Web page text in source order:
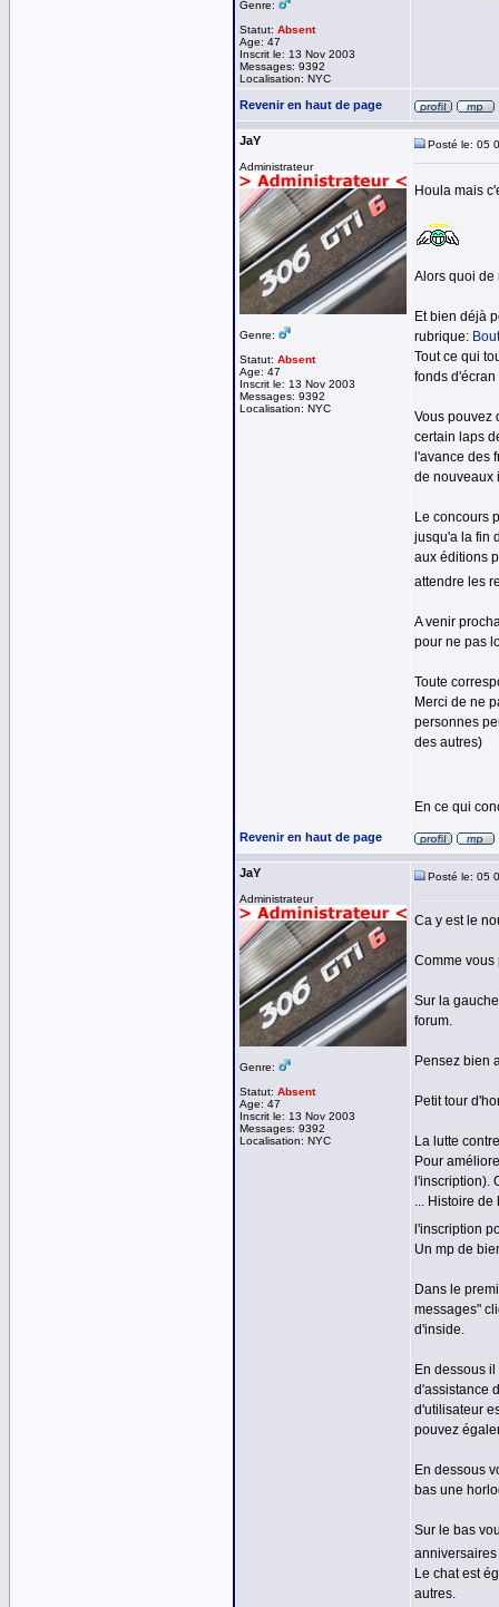
Genre:
Statut: Absent
Age: 47
Inscrit le: 13 Nov 2003
Messages: 9392
Localisation: NYC
Revenir en haut de page
JaY
Administrateur
Genre:
Statut: Absent
Age: 47
Inscrit le: 13 Nov 2003
Messages: 9392
Localisation: NYC
Posté le: 05
Houla mais
Alors quoi de
Et bien déjà
rubrique:
Tout ce qui
fonds
Vous pouvez
certain laps
l'avance des
de nouveaux
Le concours
jusqu'a la fin
aux éditions
attendre les
A venir
pour ne pas
Toute
Merci de ne
personnes
des autres)
En ce qui
Revenir en haut de page
JaY
Administrateur
Genre:
Statut: Absent
Age: 47
Inscrit le: 13 Nov 2003
Messages: 9392
Localisation: NYC
Posté le: 05
Ca y est le
Comme vous
Sur la
forum.
Pensez bien
Petit tour
La lutte
Pour
l'inscription).
... Histoire
l'inscription
Un mp de
Dans le
messages"
d'inside.
En dessous
d'assistance
d'utilisateur
pouvez
En dessous
bas une
Sur le bas
Le chat est
autres.